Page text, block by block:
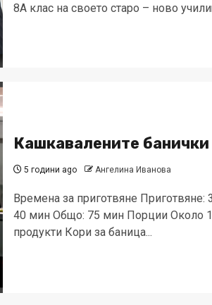
8А клас на своето старо – ново
Кашкавалените
5 години ago Ангелина Иванова
Времена за приготвяне Приготвяне:
40 мин Общо: 75 мин Порции Около
продукти Кори за баница...